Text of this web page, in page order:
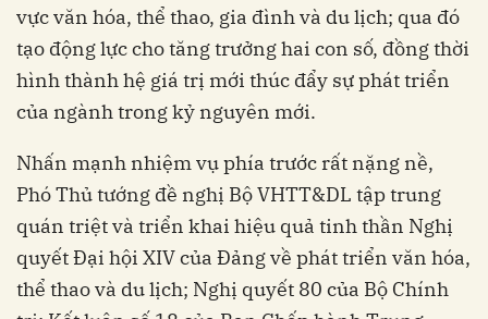
vực văn hóa, thể thao, gia đình và du lịch; qua đó
tạo động lực cho tăng trưởng hai con số, đồng thời
hình thành hệ giá trị mới thúc đẩy sự phát triển
của ngành trong kỷ nguyên mới.
Nhấn mạnh nhiệm vụ phía trước rất nặng nề,
Phó Thủ tướng đề nghị Bộ VHTT&DL tập trung
quán triệt và triển khai hiệu quả tinh thần Nghị
quyết Đại hội XIV của Đảng về phát triển văn hóa,
thể thao và du lịch; Nghị quyết 80 của Bộ Chính